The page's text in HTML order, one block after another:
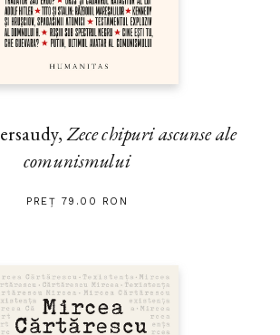
Zece chipuri ascunse ale
comunismului
PREȚ 79.00 RON